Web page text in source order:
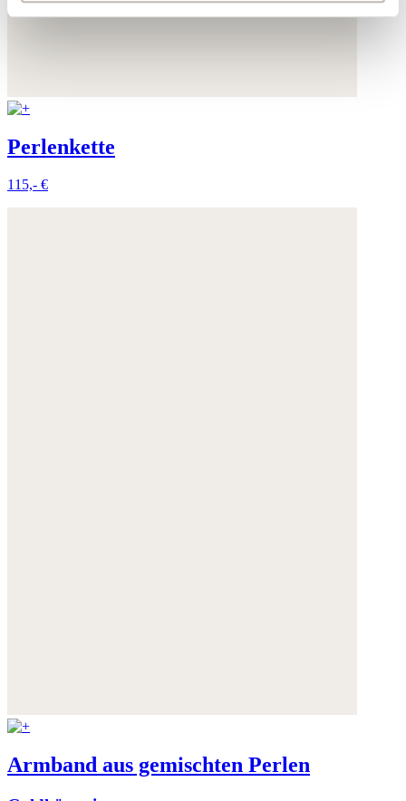
Indem Sie auf "Alle optionalen Tools akzeptieren" klicken,
Sie können Ihre Einwilligung jederzeit anpassen oder für
AGB
Perlenkette
115,- €
Armband aus gemischten Perlen